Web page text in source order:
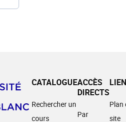
CATALOGUE
Rechercher un
cours
ACCÈS
DIRECTS
Par
Plan
site